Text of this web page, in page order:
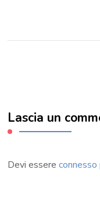
Lascia un
Devi essereconnesso